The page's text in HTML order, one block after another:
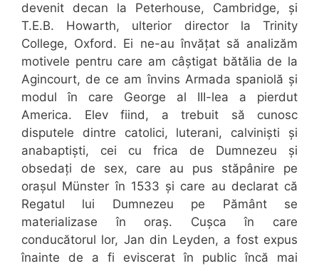
devenit decan la Peterhouse, Cambridge, și
T.E.B. Howarth, ulterior director la Trinity
College, Oxford. Ei ne-au învățat să analizăm
motivele pentru care am câștigat bătălia de la
Agincourt, de ce am învins Armada spaniolă și
modul în care George al III-lea a pierdut
America. Elev fiind, a trebuit să cunosc
disputele dintre catolici, luterani, calviniști și
anabaptiști, cei cu frica de Dumnezeu și
obsedați de sex, care au pus stăpânire pe
orașul Münster în 1533 și care au declarat că
Regatul lui Dumnezeu pe Pământ se
materializase în oraș. Cușca în care
conducătorul lor, Jan din Leyden, a fost expus
înainte de a fi eviscerat în public încă mai